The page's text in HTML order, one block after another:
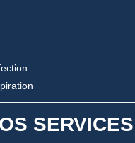
SERVICES